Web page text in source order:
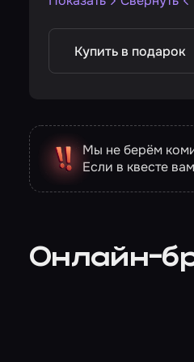
Купить в подарок
Мы не берём
Если в квесте
Онлайн-